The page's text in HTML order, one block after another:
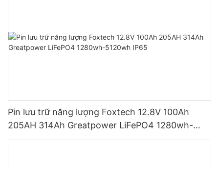
Pin lưu trữ năng lượng Foxtech 12.8V 100Ah
205AH 314Ah Greatpower LiFePO4 1280wh-
5120wh IP65